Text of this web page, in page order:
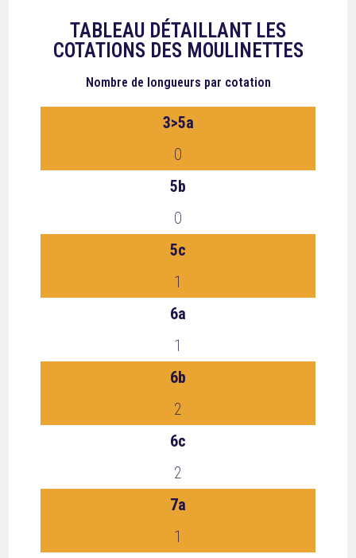
TABLEAU DÉTAILLANT LES
COTATIONS DES MOULINETTES
Nombre de longueurs par cotation
3>5a
0
5b
0
5c
1
6a
1
6b
2
6c
2
7a
1